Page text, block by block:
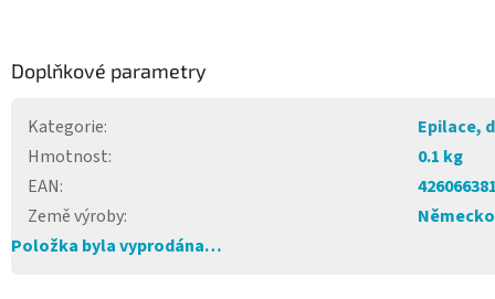
Doplňkové parametry
Kategorie:
Epilace,
Hmotnost:
0.1 kg
EAN:
Země výroby:
Německo
Položka byla vyprodána…